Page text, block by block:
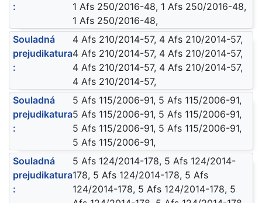
:
1 Afs 250/2016-48, 1 Afs 250/2016-48,
1 Afs 250/2016-48,
Souladná
prejudikatura
:
4 Afs 210/2014-57, 4 Afs 210/2014-57,
4 Afs 210/2014-57, 4 Afs 210/2014-57,
4 Afs 210/2014-57, 4 Afs 210/2014-57,
4 Afs 210/2014-57,
Souladná
prejudikatura
:
5 Afs 115/2006-91, 5 Afs 115/2006-91,
5 Afs 115/2006-91, 5 Afs 115/2006-91,
5 Afs 115/2006-91, 5 Afs 115/2006-91,
5 Afs 115/2006-91,
Souladná
prejudikatura
:
5 Afs 124/2014-178, 5 Afs 124/2014-
178, 5 Afs 124/2014-178, 5 Afs
124/2014-178, 5 Afs 124/2014-178, 5